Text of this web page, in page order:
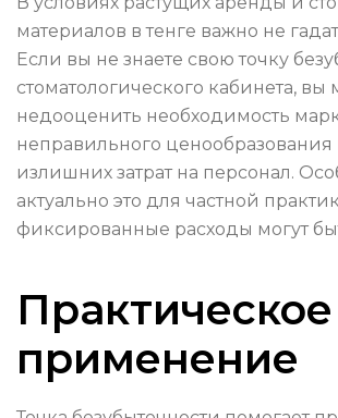
материалов в тенге важно не
Если вы не знаете свою точку
стоматологического кабинета, вы
недооценить необходимость
неправильного ценообразования
излишних затрат на персонал.
актуально это для частной
фиксированные расходы могут
Практическое
применение